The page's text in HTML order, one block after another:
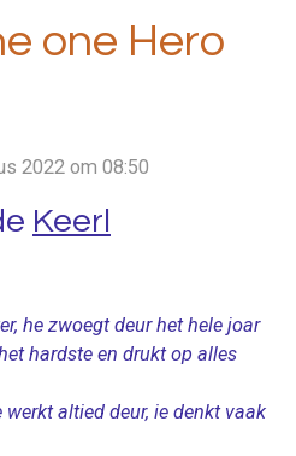
one Hero
2022 om 08:50
Keerl
he zwoegt deur het hele joar
hardste en drukt op alles
altied deur, ie denkt vaak